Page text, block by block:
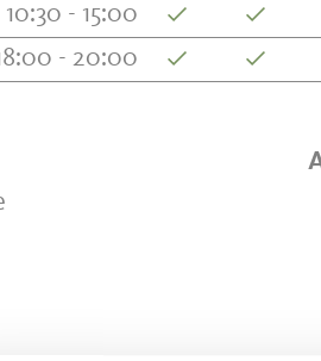
10:30 - 15:00
- 20:00